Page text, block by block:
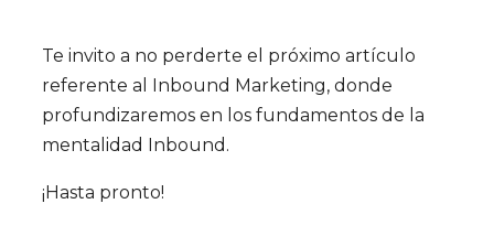
Te invito a no perderte el próximo artículo
referente al Inbound Marketing, donde
profundizaremos en los fundamentos de la
mentalidad Inbound.
¡Hasta pronto!